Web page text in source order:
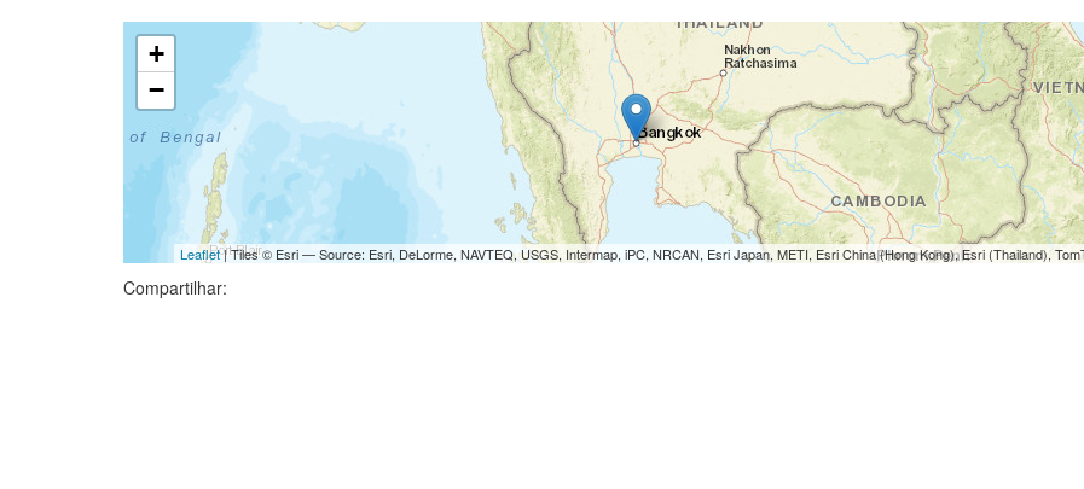
+
−
Leaflet| Tiles © Esri — Source: Esri, DeLorme, NAVTEQ, USGS, Intermap, iPC, NRCAN, Esri Japan, METI, Esri China (Hong Kong), Esri (Thailand),
Compartilhar: